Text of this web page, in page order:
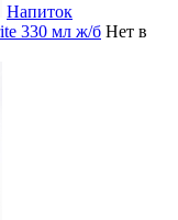
Напиток
330 мл ж/б Нет в